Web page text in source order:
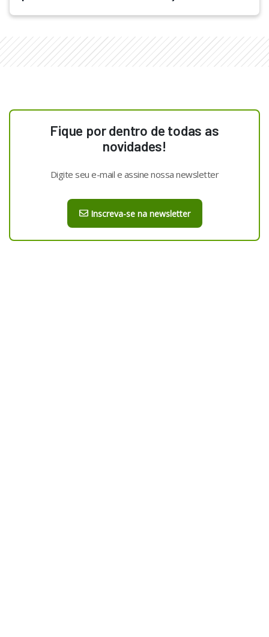
Fique por dentro de todas as
novidades!
Digite seu e-mail e assine nossa newsletter
Inscreva-se na newsletter